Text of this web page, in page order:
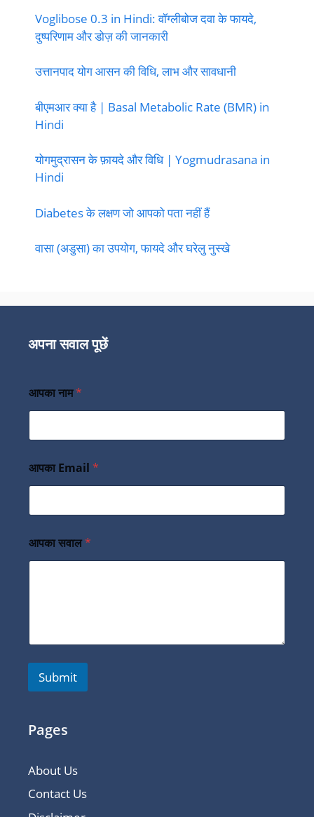
Voglibose 0.3 in Hindi: वॉग्लीबोज दवा के फायदे,
दुष्परिणाम और डोज़ की जानकारी
उत्तानपाद योग आसन की विधि, लाभ और सावधानी
बीएमआर क्या है | Basal Metabolic Rate (BMR) in
Hindi
योगमुद्रासन के फ़ायदे और विधि | Yogmudrasana in
Hindi
Diabetes के लक्षण जो आपको पता नहीं हैं
वासा (अडुसा) का उपयोग, फायदे और घरेलु नुस्खे
अपना सवाल पूछें
आपका नाम*
आपका Email *
आपका सवाल*
Submit
Pages
About Us
Contact Us